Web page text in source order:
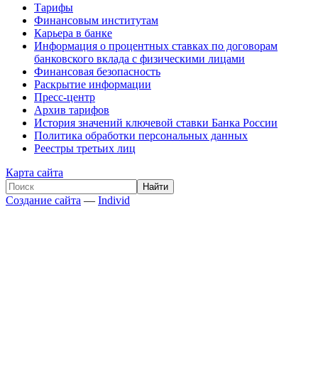
Тарифы
Финансовым институтам
Карьера в банке
Информация о процентных ставках по договорам
банковского вклада с физическими лицами
Финансовая безопасность
Раскрытие информации
Пресс-центр
Архив тарифов
История значений ключевой ставки Банка России
Политика обработки персональных данных
Реестры третьих лиц
Карта сайта
Создание сайта — Individ